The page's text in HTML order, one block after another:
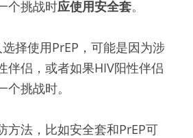
个挑战时应使用安全套。
择使用PrEP，可能是因为涉
伴侣，或者如果HIV阳性伴侣
挑战时。
方法，比如安全套和PrEP可